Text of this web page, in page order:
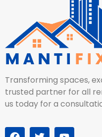
Transforming spaces,
trusted partner for all
us today for a